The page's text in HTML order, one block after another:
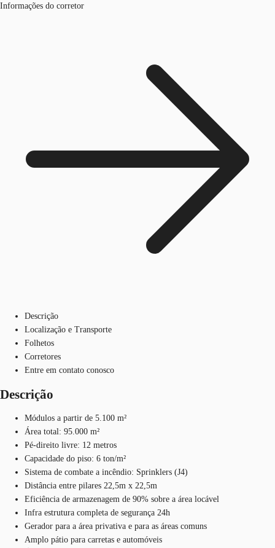
Informações do corretor
Descrição
Localização e Transporte
Folhetos
Corretores
Entre em contato conosco
Descrição
Módulos a partir de 5.100 m²
Área total: 95.000 m²
Pé-direito livre: 12 metros
Capacidade do piso: 6 ton/m²
Sistema de combate a incêndio: Sprinklers (J4)
Distância entre pilares 22,5m x 22,5m
Eficiência de armazenagem de 90% sobre a área locável
Infra estrutura completa de segurança 24h
Gerador para a área privativa e para as áreas comuns
Amplo pátio para carretas e automóveis